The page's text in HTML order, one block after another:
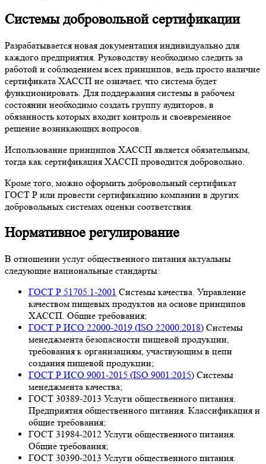
Системы добровольной сертификации
Разрабатывается новая документация индивидуально для
каждого предприятия. Руководству необходимо следить за
работой и соблюдением всех принципов, ведь просто наличие
сертификата ХАССП не означает, что система будет
функционировать. Для поддержания системы в рабочем
состоянии необходимо создать группу аудиторов, в
обязанность которых входит контроль и своевременное
решение возникающих вопросов.
Использование принципов ХАССП является обязательным,
тогда как сертификация ХАССП проводится добровольно.
Кроме того, можно оформить добровольный сертификат
ГОСТ Р или провести сертификацию компании в других
добровольных системах оценки соответствия.
Нормативное регулирование
В отношении услуг общественного питания актуальны
следующие национальные стандарты:
ГОСТ Р 51705.1-2001 Системы качества. Управление
качеством пищевых продуктов на основе принципов
ХАССП. Общие требования;
ГОСТ Р ИСО 22000-2019 (ISO 22000:2018) Системы
менеджмента безопасности пищевой продукции,
требования к организациям, участвующим в цепи
создания пищевой продукции;
ГОСТ Р ИСО 9001-2015 (ISO 9001:2015) Системы
менеджмента качества;
ГОСТ 30389-2013 Услуги общественного питания.
Предприятия общественного питания. Классификация и
общие требования;
ГОСТ 31984-2012 Услуги общественного питания.
Общие требования;
ГОСТ 30390-2013 Услуги общественного питания.